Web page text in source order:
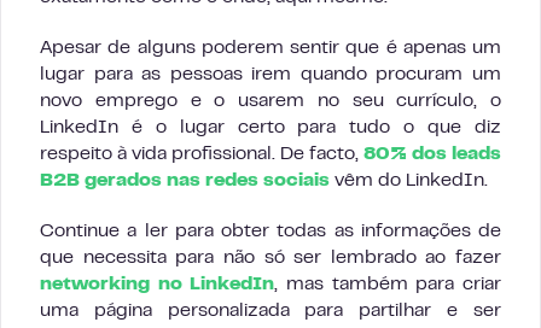
Apesar de alguns poderem sentir que é apenas um
lugar para as pessoas irem quando procuram um
novo emprego e o usarem no seu currículo, o
LinkedIn é o lugar certo para tudo o que diz
respeito à vida profissional. De facto, 80% dos leads
B2B gerados nas redes sociais vêm do LinkedIn.
Continue a ler para obter todas as informações de
que necessita para não só ser lembrado ao fazer
networking no LinkedIn, mas também para criar
uma página personalizada para partilhar e ser